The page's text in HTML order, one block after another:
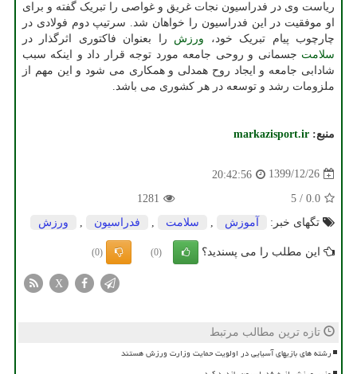
ریاست وی در فدراسیون نجات غریق و غواصی را تبریک گفته و برای
او موفقیت در این فدراسیون را خواهان شد. سرتیپ دوم فولادی در
چارچوب پیام تبریک خود، ورزش را بعنوان فاکتوری اثرگذار در
سلامت جسمانی و روحی جامعه مورد توجه قرار داد و اینکه سبب
شادابی جامعه و ایجاد روح همدلی و همکاری می شود و این مهم از
ملزومات رشد و توسعه در هر کشوری می باشد.
منبع: markazisport.ir
1399/12/26
20:42:56
0.0
/
5
1281
تگهای خبر:
آموزش سلامت فدراسیون ورزش
این مطلب را می پسندید؟ (0)
(0)
X
تازه ترین مطالب مرتبط
رشته های بازیهای آسیایی در اولویت حمایت وزارت ورزش هستند